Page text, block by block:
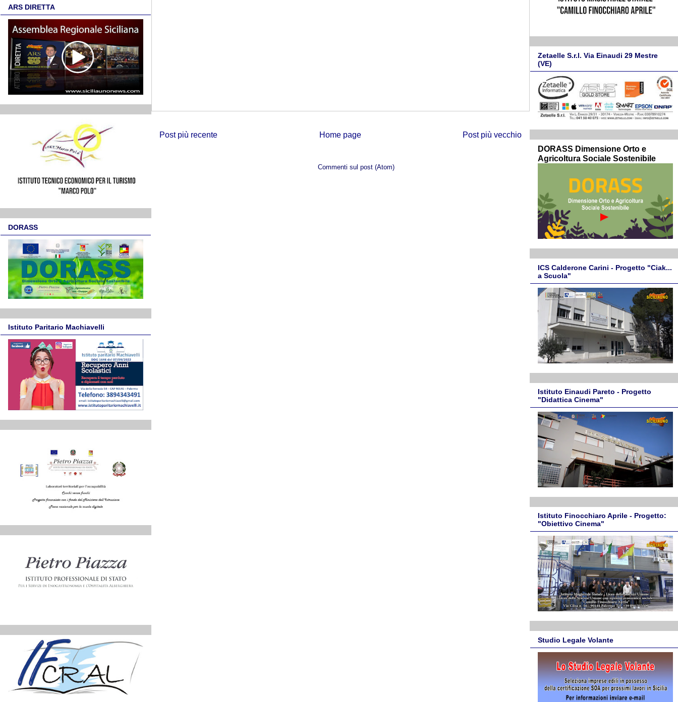
Post più recente Post più vecchio
Home page
Commenti sul post (Atom)
ARS DIRETTA
DORASS
Istituto Paritario Machiavelli
Zetaelle S.r.l. Via Einaudi 29 Mestre
(VE)
DORASS Dimensione Orto e
Agricoltura Sociale Sostenibile
ICS Calderone Carini - Progetto "Ciak...
a Scuola"
Istituto Einaudi Pareto - Progetto
"Didattica Cinema"
Istituto Finocchiaro Aprile - Progetto:
"Obiettivo Cinema"
Studio Legale Volante